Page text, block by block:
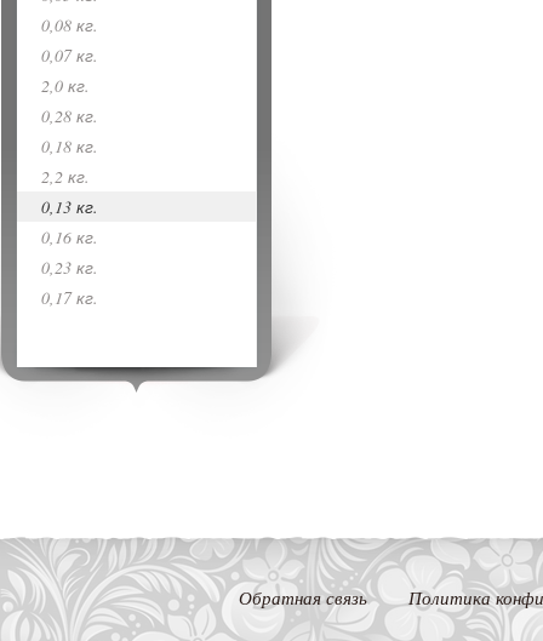
0,08 кг.
0,07 кг.
2,0 кг.
0,28 кг.
0,18 кг.
2,2 кг.
0,13 кг.
0,16 кг.
0,23 кг.
0,17 кг.
Обратная связь Политика